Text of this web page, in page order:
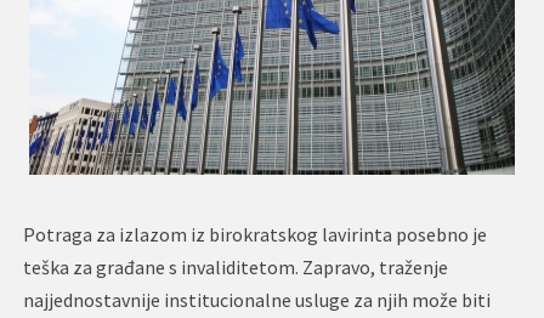
Potraga za izlazom iz birokratskog lavirinta posebno je
teška za građane s invaliditetom. Zapravo, traženje
najjednostavnije institucionalne usluge za njih može biti